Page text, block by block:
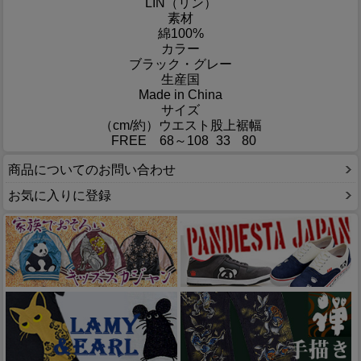
LIN（リン）
素材
綿100%
カラー
ブラック・グレー
生産国
Made in China
サイズ
（cm/約）
ウエスト 股上裾幅
FREE
68～108 33 80
商品についてのお問い合わせ
お気に入りに登録